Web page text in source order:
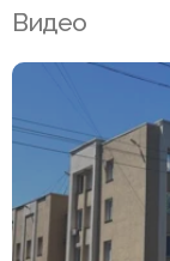
Видео